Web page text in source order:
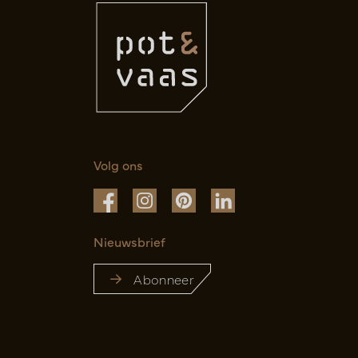
Volg ons
Nieuwsbrief
Abonneer